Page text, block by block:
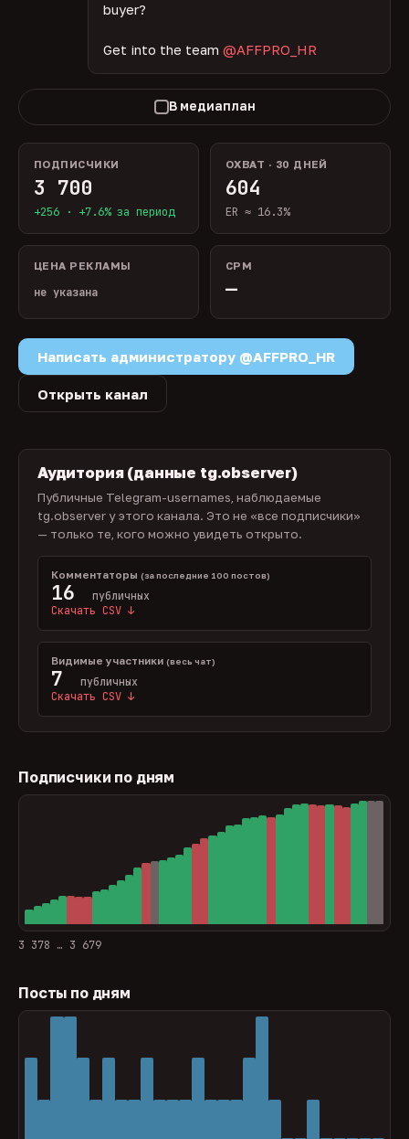
buyer?
Get into the team @AFFPRO_HR
В медиаплан
ПОДПИСЧИКИ
3 700
+256 · +7.6% за период
ОХВАТ · 30 ДНЕЙ
604
ER ≈ 16.3%
ЦЕНА РЕКЛАМЫ
не указана
CPM
—
Написать администратору @AFFPRO_HR
Открыть канал
Аудитория (данные tg.observer)
Публичные Telegram-usernames, наблюдаемые
tg.observer у этого канала. Это не «все подписчики»
— только те, кого можно увидеть открыто.
Комментаторы(за последние 100 постов)
16 публичных
Скачать CSV ↓
Видимые участники(весь чат)
7 публичных
Скачать CSV ↓
Подписчики по дням
3 378 … 3 679
Посты по дням